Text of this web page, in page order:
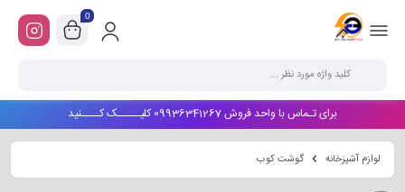
0
برای تـماس با واحد فروش 09936341267 کلیـــــک کــــنید
لوازم آشپزخانه گوشت کوب